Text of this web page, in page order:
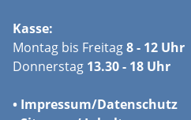
Kasse:
Montag bis Freitag8 - 12 Uhr
Donnerstag 13.30 - 18 Uhr
• Impressum/Datenschutz